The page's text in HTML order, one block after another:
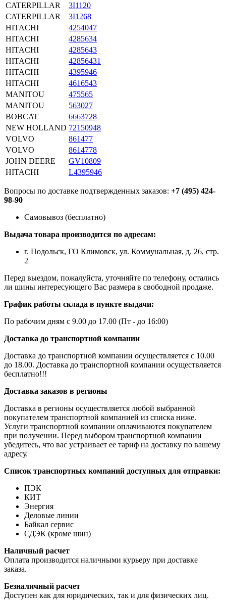
CATERPILLAR
3I1120
CATERPILLAR
3I1268
HITACHI
4254047
HITACHI
4285634
HITACHI
4285643
HITACHI
42856431
HITACHI
4395946
HITACHI
4616543
MANITOU
475565
MANITOU
563027
BOBCAT
6663728
NEW HOLLAND 72150948
VOLVO
861477
VOLVO
8614778
JOHN DEERE
GV10809
HITACHI
L4395946
Вопросы по доставке подтвержденных заказов: +7 (495) 424-
98-90
Самовывоз (бесплатно)
Выдача товара производится по адресам:
г. Подольск, ГО Климовск, ул. Коммунальная, д. 26, стр.
2
Перед выездом, пожалуйста, уточняйте по телефону, остались
ли шины интересующего Вас размера в свободной продаже.
График работы склада в пункте выдачи:
По рабочим дням с 9.00 до 17.00 (Пт - до 16:00)
Доставка до транспортной компании
Доставка до транспортной компании осуществляется с 10.00
до 18.00. Доставка до транспортной компании осуществляется
бесплатно!!!
Доставка заказов в регионы
Доставка в регионы осуществляется любой выбранной
покупателем транспортной компанией из списка ниже.
Услуги транспортной компании оплачиваются покупателем
при получении. Перед выбором транспортной компании
убедитесь, что вас устраивает ее тариф на доставку по вашему
адресу.
Список транспортных компаний доступных для отправки:
ПЭК
КИТ
Энергия
Деловые линии
Байкал сервис
СДЭК (кроме шин)
Наличный расчет
Оплата производится наличными курьеру при доставке
заказа.
Безналичный расчет
Доступен как для юридических, так и для физических лиц.